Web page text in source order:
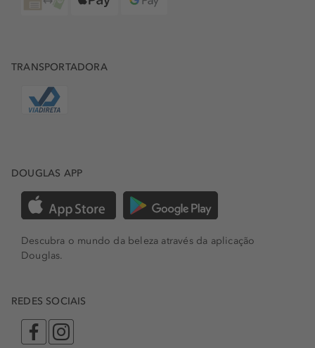
TRANSPORTADORA
DOUGLAS APP
Descubra o mundo da beleza através da aplicação
Douglas.
REDES SOCIAIS